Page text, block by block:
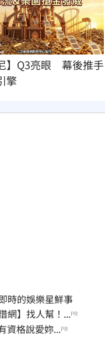
】Q3亮眼　幕後推手
擎
時的娛樂星鮮事
網】找人幫！...PR
資格說愛妳...PR